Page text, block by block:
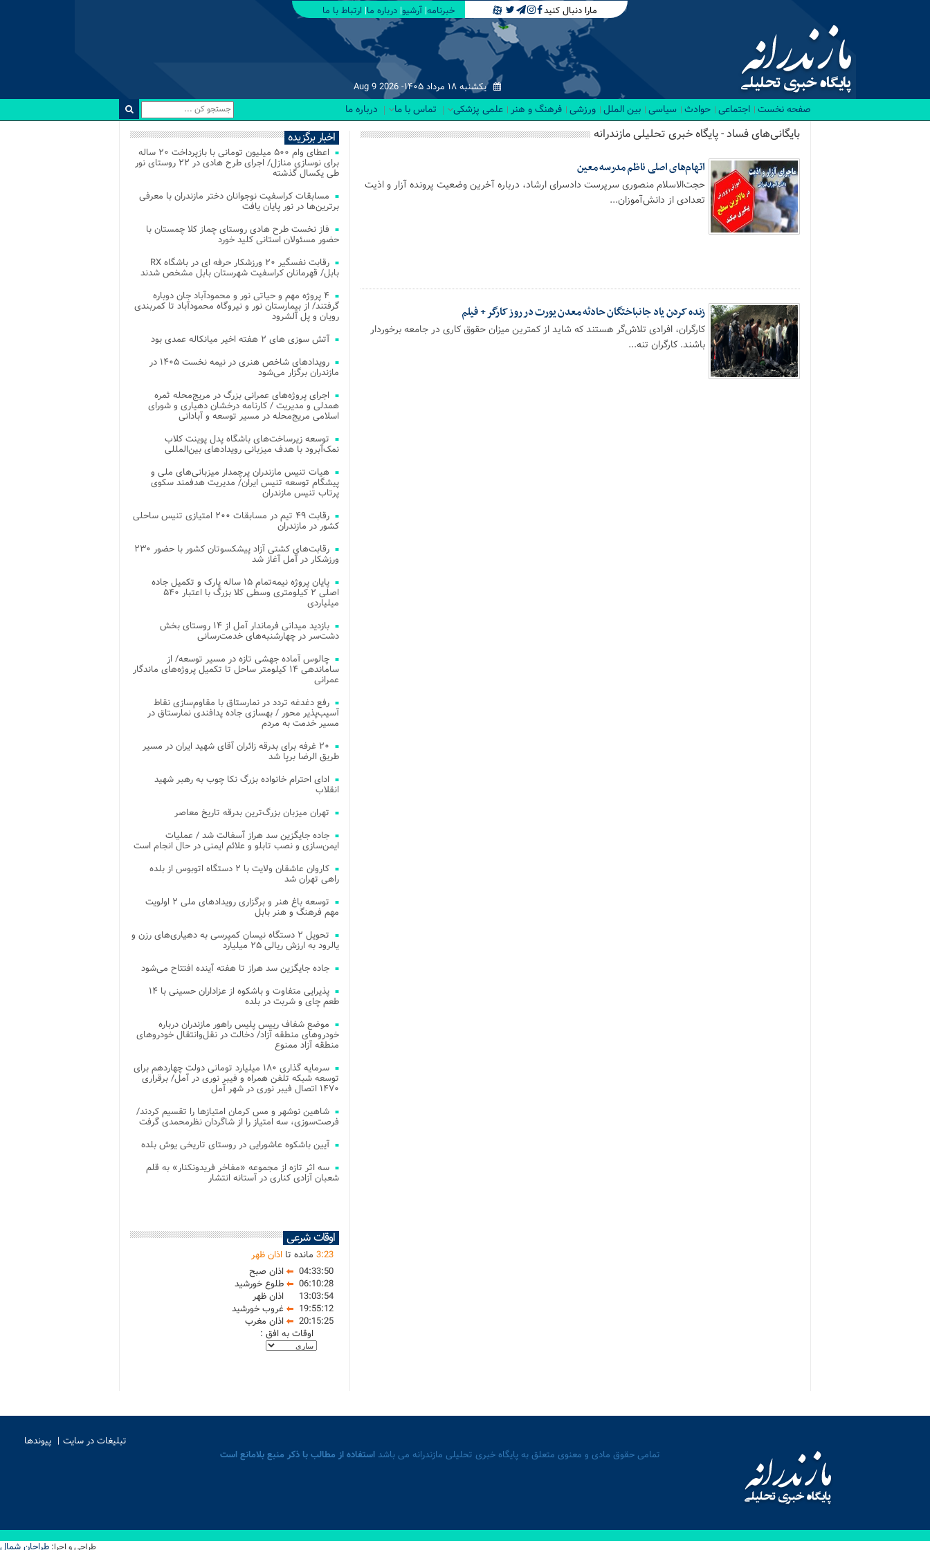
مارا دنبال کنید خبرنامه آرشیو درباره ما ارتباط با ما
یکشنبه ۱۸ مرداد ۱۴۰۵- Aug 9 2026
صفحه نخست اجتماعی حوادث سیاسی بین الملل ورزشی فرهنگ و هنر علمی پزشکی تماس با ما درباره ما
بایگانی‌های فساد - پایگاه خبری تحلیلی مازندرانه
اتهام‌های اصلی ناظم مدرسه معین
حجت‌الاسلام منصوری سرپرست دادسرای ارشاد، درباره آخرین وضعیت پرونده آزار و اذیت
تعدادی از دانش‌آموزان...
زنده کردن یاد جانباختگان حادثه معدن یورت در روز کارگر + فیلم
کارگران، افرادی تلاش‌گر هستند که شاید از کمترین میزان حقوق کاری در جامعه برخوردار
باشند. کارگران تنه...
اخبار برگزیده
اعطای وام ۵۰۰ میلیون تومانی با بازپرداخت ۲۰ ساله
برای نوسازی منازل/ اجرای طرح هادی در ۲۲ روستای نور
طی یکسال گذشته
مسابقات کراسفیت نوجوانان دختر مازندران با معرفی
برترین‌ها در نور پایان یافت
فاز نخست طرح هادی روستای چماز کلا چمستان با
حضور مسئولان استانی کلید خورد
رقابت نفسگیر ۲۰ ورزشکار حرفه ای در باشگاه RX
بابل/ قهرمانان کراسفیت شهرستان بابل مشخص شدند
۴ پروژه مهم و حیاتی نور و محمودآباد جان دوباره
گرفتند/ از بیمارستان نور و نیروگاه محمودآباد تا کمربندی
رویان و پل آلشرود
آتش‌ سوزی‌ های ۲ هفته اخیر میانکاله عمدی بود
رویدادهای شاخص هنری در نیمه نخست ۱۴۰۵ در
مازندران برگزار می‌شود
اجرای پروژه‌های عمرانی بزرگ در مریج‌محله ثمره
همدلی و مدیریت / کارنامه درخشان دهیاری و شورای
اسلامی مریج‌محله در مسیر توسعه و آبادانی
توسعه زیرساخت‌های باشگاه پدل پوینت کلاب
نمک‌آبرود با هدف میزبانی رویدادهای بین‌المللی
هیات تنیس مازندران پرچمدار میزبانی‌های ملی و
پیشگام توسعه تنیس ایران/ مدیریت هدفمند سکوی
پرتاب تنیس مازندران
رقابت ۴۹ تیم در مسابقات ۲۰۰ امتیازی تنیس ساحلی
کشور در مازندران
رقابت‌های کشتی آزاد پیشکسوتان کشور با حضور ۲۳۰
ورزشکار در آمل آغاز شد
پایان پروژه نیمه‌تمام ۱۵ ساله پارک و تکمیل جاده
اصلی ۲ کیلومتری وسطی کلا بزرگ با اعتبار ۵۴۰
میلیاردی
بازدید میدانی فرماندار آمل از ۱۴ روستای بخش
دشت‌سر در چهارشنبه‌های خدمت‌رسانی
چالوس آماده جهشی تازه در مسیر توسعه/ از
ساماندهی ۱۴ کیلومتر ساحل تا تکمیل پروژه‌های ماندگار
عمرانی
رفع دغدغه تردد در نمارستاق با مقاوم‌سازی نقاط
آسیب‌پذیر محور / بهسازی جاده پدافندی نمارستاق در
مسیر خدمت به مردم
۲۰ غرفه برای بدرقه زائران آقای شهید ایران در مسیر
طریق الرضا برپا شد
ادای احترام خانواده بزرگ نکا چوب به رهبر شهید
انقلاب
تهران میزبان بزرگ‌ترین بدرقه تاریخ معاصر
جاده جایگزین سد هراز آسفالت شد / عملیات
ایمن‌سازی و نصب تابلو و علائم ایمنی در حال انجام است
کاروان عاشقان ولایت با ۲ دستگاه اتوبوس از بلده
راهی تهران شد
توسعه باغ هنر و برگزاری رویدادهای ملی ۲ اولویت
مهم فرهنگ و هنر بابل
تحویل ۲ دستگاه نیسان کمپرسی به دهیاری‌های رزن و
یالرود به ارزش ریالی ۲۵ میلیارد
جاده جایگزین سد هراز تا هفته آینده افتتاح می‌شود
پذیرایی متفاوت و باشکوه از عزاداران حسینی با ۱۴
طعم چای و شربت در بلده
موضع شفاف رییس پلیس راهور مازندران درباره
خودروهای منطقه آزاد/ دخالت در نقل‌وانتقال خودروهای
منطقه آزاد ممنوع
سرمایه گذاری ۱۸۰ میلیارد تومانی دولت چهاردهم برای
توسعه شبکه تلفن همراه و فیبر نوری در آمل/ برقراری
۱۴۷۰ اتصال فیبر نوری در شهر آمل
شاهین نوشهر و مس کرمان امتیازها را تقسیم کردند/
فرصت‌سوزی، سه امتیاز را از شاگردان نظرمحمدی گرفت
آیین باشکوه عاشورایی در روستای تاریخی یوش بلده
سه اثر تازه از مجموعه «مفاخر فریدونکنار» به قلم
شعبان آزادی کناری در آستانه انتشار
اوقات شرعی
3:23 مانده تااذان ظهر
04:33:50
اذان صبح
06:10:28
طلوع خورشید
13:03:54
اذان ظهر
19:55:12
غروب خورشید
20:15:25
اذان مغرب
اوقات به افق :
تبلیغات در سایت
پیوندها
تمامی حقوق مادی و معنوی متعلق به پایگاه خبری تحلیلی مازندرانه می باشداستفاده از مطالب با ذکر منبع بلامانع است
طراحی و اجرا: طراحان شمال